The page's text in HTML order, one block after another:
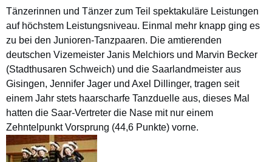
Tänzerinnen und Tänzer zum Teil spektakuläre Leistungen
auf höchstem Leistungsniveau. Einmal mehr knapp ging es
zu bei den Junioren-Tanzpaaren. Die amtierenden
deutschen Vizemeister Janis Melchiors und Marvin Becker
(Stadthusaren Schweich) und die Saarlandmeister aus
Gisingen, Jennifer Jager und Axel Dillinger, tragen seit
einem Jahr stets haarscharfe Tanzduelle aus, dieses Mal
hatten die Saar-Vertreter die Nase mit nur einem
Zehntelpunkt Vorsprung (44,6 Punkte) vorne.